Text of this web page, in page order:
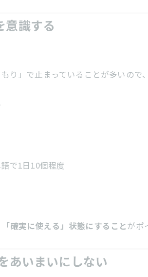
意識する
り」で止まっていることが多いので、
で1日10個程度
「確実に使える」状態にすることがポ
あいまいにしない